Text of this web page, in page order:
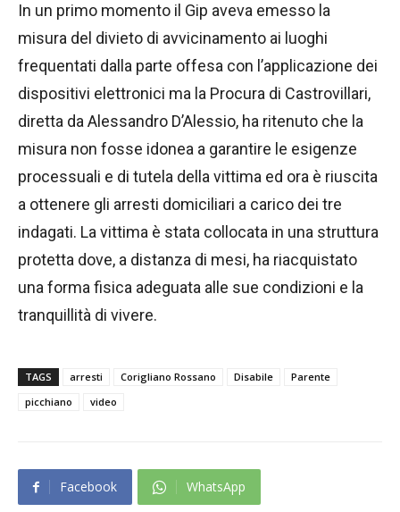
In un primo momento il Gip aveva emesso la
misura del divieto di avvicinamento ai luoghi
frequentati dalla parte offesa con l’applicazione dei
dispositivi elettronici ma la Procura di Castrovillari,
diretta da Alessandro D’Alessio, ha ritenuto che la
misura non fosse idonea a garantire le esigenze
processuali e di tutela della vittima ed ora è riuscita
a ottenere gli arresti domiciliari a carico dei tre
indagati. La vittima è stata collocata in una struttura
protetta dove, a distanza di mesi, ha riacquistato
una forma fisica adeguata alle sue condizioni e la
tranquillità di vivere.
TAGS arresti Corigliano Rossano Disabile
Parente
picchiano
video
Facebook WhatsApp